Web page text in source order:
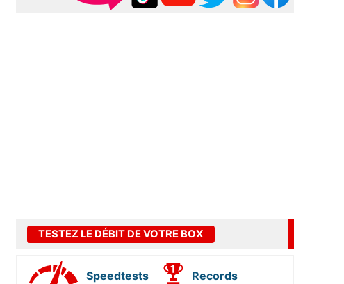
TESTEZ LE DÉBIT DE VOTRE BOX
Speedtests
Records